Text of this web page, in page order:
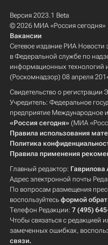
Версия 2023.1 Beta
© 2026 МИА «Россия сегодня»
Вакансии
Сетевое издание РИА Новости
в Федеральной службе по
информационных технологий
(Роскомнадзор) 08 апреля
Свидетельство о
Учредитель: Федеральное
предприятие Международное
«Россия сегодня» (МИА
Правила использования
Политика
Правила применения
Главный редактор: Гаврилова
Адрес электронной почты
По вопросам размещения
воспользуйтесьформой
Телефон Редакции: 7 (495)
Чтобы связаться с редакцией
замеченных ошибках,
связи.